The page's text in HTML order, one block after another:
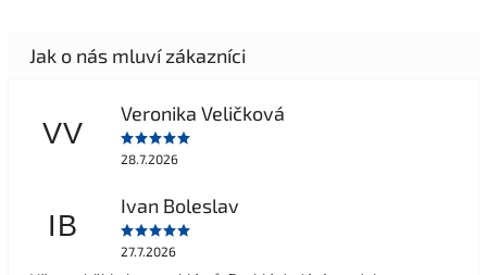
VV
Veronika Veličková
28.7.2026
IB
Ivan Boleslav
27.7.2026